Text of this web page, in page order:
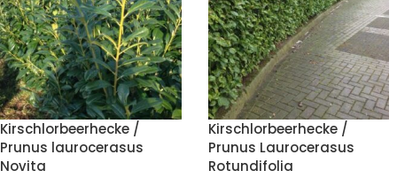
Kirschlorbeerhecke /
Prunus laurocerasus
Novita
Kirschlorbeerhecke /
Prunus Laurocerasus
Rotundifolia